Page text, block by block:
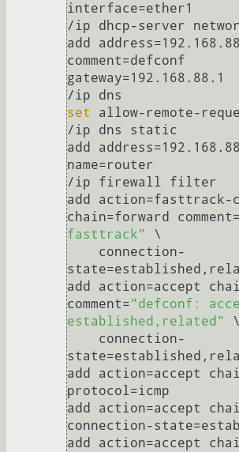
interface=ether1
/ip dhcp-server
add
comment=defconf
gateway=192.168.88.1
set
allow-remote-
/ip dns static
add
name=router
/ip firewall filter
add action=fasttrack-
chain=forward comment=
fasttrack"
\
add action=accept
comment="defconf:
established,related"
\
add action=accept
protocol=icmp
add action=accept
connection-
add action=accept